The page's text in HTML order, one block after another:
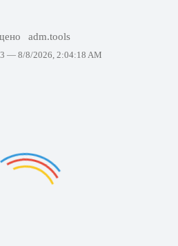
adm.tools
— 8/8/2026, 2:04:18 AM